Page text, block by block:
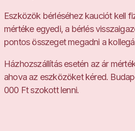
Eszközök bérléséhez kauciót kell
mértéke egyedi, a bérlés
pontos összeget megadni a
Házhozszállítás esetén az ár
ahova az eszközöket kéred.
000 Ft szokott lenni.